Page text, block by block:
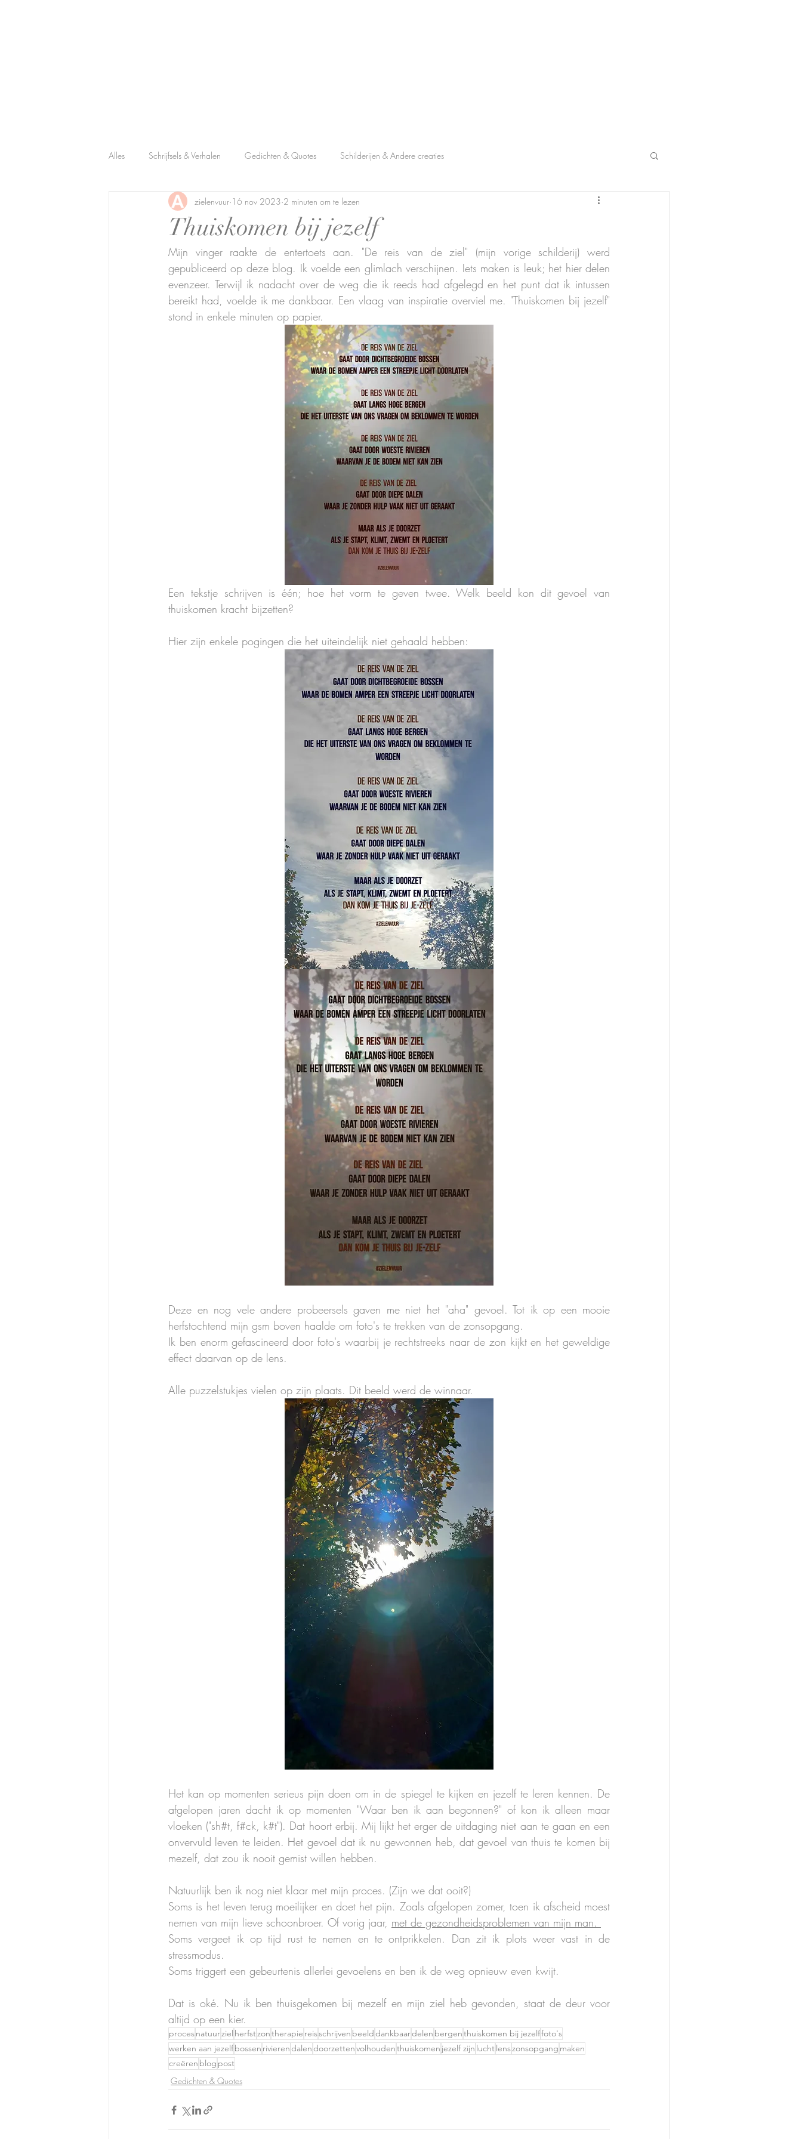
Alles Schrijfsels & Verhalen Gedichten & Quotes Schilderijen & Andere creaties
Thuiskomen bij jezelf
zielenvuur 16 nov 2023 2 minuten om te lezen
Mijn vinger raakte de entertoets aan. "De reis van de ziel" (mijn vorige schilderij) werd
gepubliceerd op deze blog. Ik voelde een glimlach verschijnen. Iets maken is leuk; het hier delen
evenzeer. Terwijl ik nadacht over de weg die ik reeds had afgelegd en het punt dat ik intussen
bereikt had, voelde ik me dankbaar. Een vlaag van inspiratie overviel me. "Thuiskomen bij jezelf"
stond in enkele minuten op papier.
Een tekstje schrijven is één; hoe het vorm te geven twee. Welk beeld kon dit gevoel van
thuiskomen kracht bijzetten?
Hier zijn enkele pogingen die het uiteindelijk niet gehaald hebben:
Deze en nog vele andere probeersels gaven me niet het "aha" gevoel. Tot ik op een mooie
herfstochtend mijn gsm boven haalde om foto's te trekken van de zonsopgang.
Ik ben enorm gefascineerd door foto's waarbij je rechtstreeks naar de zon kijkt en het geweldige
effect daarvan op de lens.
Alle puzzelstukjes vielen op zijn plaats. Dit beeld werd de winnaar.
Het kan op momenten serieus pijn doen om in de spiegel te kijken en jezelf te leren kennen. De
afgelopen jaren dacht ik op momenten "Waar ben ik aan begonnen?" of kon ik alleen maar
vloeken ("sh#t, f#ck, k#t"). Dat hoort erbij. Mij lijkt het erger de uitdaging niet aan te gaan en een
onvervuld leven te leiden. Het gevoel dat ik nu gewonnen heb, dat gevoel van thuis te komen bij
mezelf, dat zou ik nooit gemist willen hebben.
Natuurlijk ben ik nog niet klaar met mijn proces. (Zijn we dat ooit?)
Soms is het leven terug moeilijker en doet het pijn. Zoals afgelopen zomer, toen ik afscheid moest
nemen van mijn lieve schoonbroer. Of vorig jaar, met de gezondheidsproblemen van mijn man.
Soms vergeet ik op tijd rust te nemen en te ontprikkelen. Dan zit ik plots weer vast in de
stressmodus.
Soms triggert een gebeurtenis allerlei gevoelens en ben ik de weg opnieuw even kwijt.
Dat is oké. Nu ik ben thuisgekomen bij mezelf en mijn ziel heb gevonden, staat de deur voor
altijd op een kier.
procesnatuurziel herfstzontherapie reisschrijven beeld dankbaardelen bergenthuiskomen bij jezelffoto's
werken aan jezelfbossen rivieren dalen doorzettenvolhoudenthuiskomen jezelf zijn lucht lenszonsopgang maken
creëren blog post
Gedichten & Quotes